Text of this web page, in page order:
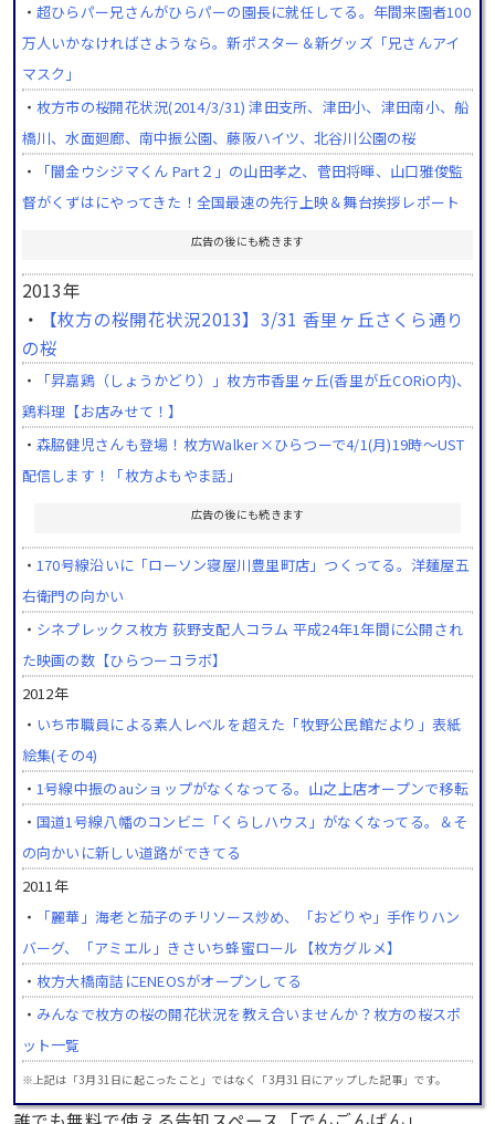
・ 超ひらパー兄さんがひらパーの園長に就任してる。年間来園者100
万人いかなければさようなら。新ポスター＆新グッズ「兄さんアイ
マスク」
・ 枚方市の桜開花状況(2014/3/31) 津田支所、津田小、津田南小、船
橋川、水面廻廊、南中振公園、藤阪ハイツ、北谷川公園の桜
・
「闇金ウシジマくん Part２」の山田孝之、菅田将暉、山口雅俊監
督がくずはにやってきた！全国最速の先行上映＆舞台挨拶レポート
広告の後にも続きます
2013年
・
【枚方の桜開花状況2013】3/31 香里ヶ丘さくら通り
の桜
・
「昇嘉鶏（しょうかどり）」枚方市香里ヶ丘(香里が丘CORiO内)、
鶏料理【お店みせて！】
・ 森脇健児さんも登場！枚方Walker×ひらつーで4/1(月)19時～UST
配信します！「枚方よもやま話」
広告の後にも続きます
・ 170号線沿いに「ローソン寝屋川豊里町店」つくってる。洋麺屋五
右衛門の向かい
・ シネプレックス枚方 荻野支配人コラム 平成24年1年間に公開され
た映画の数【ひらつーコラボ】
2012年
・ いち市職員による素人レベルを超えた「牧野公民館だより」表紙
絵集(その4)
・ 1号線中振のauショップがなくなってる。山之上店オープンで移転
・ 国道1号線八幡のコンビニ「くらしハウス」がなくなってる。＆そ
の向かいに新しい道路ができてる
2011年
・
「麗華」海老と茄子のチリソース炒め、「おどりや」手作りハン
バーグ、「アミエル」きさいち蜂蜜ロール【枚方グルメ】
・ 枚方大橋南詰にENEOSがオープンしてる
・ みんなで枚方の桜の開花状況を教え合いませんか？枚方の桜スポ
ット一覧
※上記は「3月31日に起こったこと」ではなく「3月31日にアップした記事」です。